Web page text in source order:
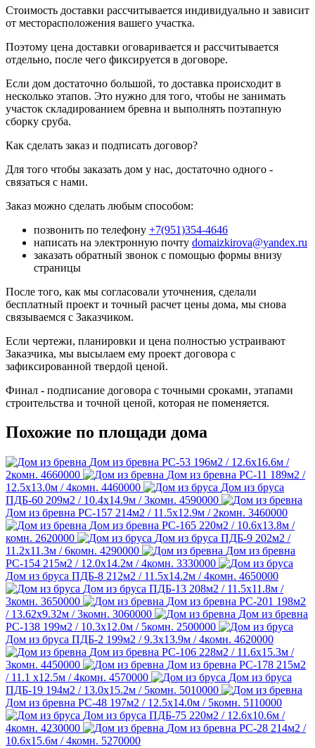
Стоимость доставки рассчитывается индивидуально и зависит
от месторасположения вашего участка.
Поэтому цена доставки оговаривается и рассчитывается
отдельно, после чего фиксируется в договоре.
Если дом достаточно большой, то доставка происходит в
несколько этапов. Это нужно для того, чтобы не занимать
участок складированием бревна и выполнять поэтапную
сборку сруба.
Как сделать заказ и подписать договор?
Для того чтобы заказать дом у нас, достаточно одного -
связаться с нами.
Заказ можно сделать любым способом:
позвонить по телефону +7(951)354-4646
написать на электронную почту domaizkirova@yandex.ru
заказать обратный звонок с помощью формы внизу
страницы
После того, как мы согласовали уточнения, сделали
бесплатный проект и точный расчет цены дома, мы снова
связываемся с Заказчиком.
Если чертежи, планировки и цена полностью устраивают
Заказчика, мы высылаем ему проект договора с
зафиксированной твердой ценой.
Финал - подписание договора с точными сроками, этапами
строительства и точной ценой, которая не поменяется.
Похожие по площади дома
Дом из бревна РС-53 196м2 / 12.6х16.6м /
2комн. 4660000 Дом из бревна РС-11 189м2 /
12.5х13.0м / 4комн. 4460000
Дом из бруса
ПДБ-60 209м2 / 10.4х14.9м / 3комн. 4590000
Дом из бревна РС-157 214м2 / 11.5х12.9м / 2комн. 3460000
Дом из бревна РС-165 220м2 / 10.6х13.8м /
комн. 2620000 Дом из бруса ПДБ-9 202м2 /
11.2х11.3м / 6комн. 4290000
Дом из бревна
РС-154 215м2 / 12.0х14.2м / 4комн. 3330000
Дом из бруса ПДБ-8 212м2 / 11.5х14.2м / 4комн. 4650000
Дом из бруса ПДБ-13 208м2 / 11.5х11.8м /
3комн. 3650000 Дом из бревна РС-201 198м2
/ 13.62х9.32м / 3комн. 3060000
Дом из бревна
РС-138 199м2 / 10.3х12.0м / 5комн. 2500000
Дом из бруса ПДБ-2 199м2 / 9.3х13.9м / 4комн. 4620000
Дом из бревна РС-106 228м2 / 11.6х15.3м /
3комн. 4450000 Дом из бревна РС-178 215м2
/ 11.1 х12.5м / 4комн. 4570000
Дом из бруса
ПДБ-19 194м2 / 13.0х15.2м / 5комн. 5010000
Дом из бревна РС-48 197м2 / 12.5х14.0м / 5комн. 5110000
Дом из бруса ПДБ-75 220м2 / 12.6х10.6м /
4комн. 4230000 Дом из бревна РС-28 214м2 /
10.6х15.6м / 4комн. 5270000